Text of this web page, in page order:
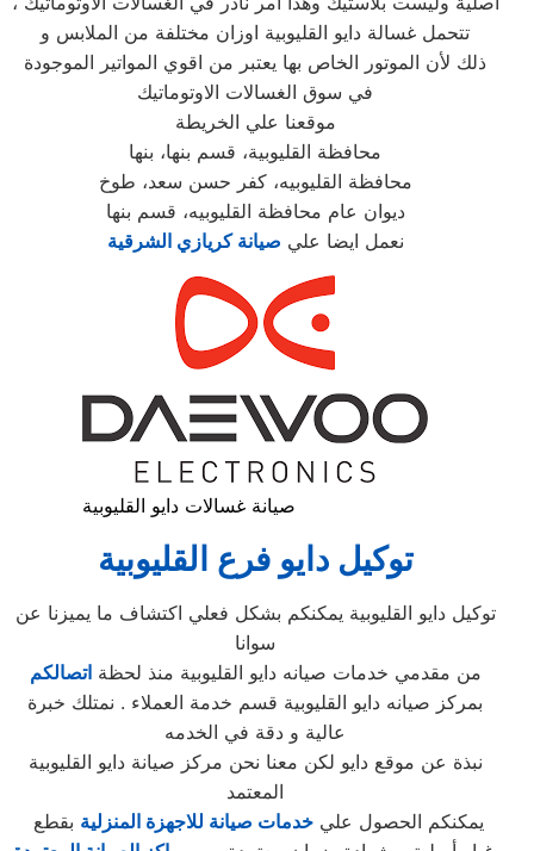
تتحمل غسالة دايو القليوبية اوزان مختلفة من الملابس و
ذلك لأن الموتور الخاص بها يعتبر من اقوي المواتير الموجودة
في سوق الغسالات الاوتوماتيك
موقعنا علي الخريطة
محافظة القليوبية، قسم بنها، بنها
محافظة القليوبيه، كفر حسن سعد، طوخ
ديوان عام محافظة القليوبيه، قسم بنها
نعمل ايضا علي صيانة كريازي الشرقية
صيانة غسالات دايو القليوبية
توكيل دايو فرع القليوبية
توكيل دايو القليوبية يمكنكم بشكل فعلي اكتشاف ما يميزنا عن
سوانا
من مقدمي خدمات صيانه دايو القليوبية منذ لحظةاتصالكم
بمركز صيانه دايو القليوبية قسم خدمة العملاء . نمتلك خبرة
عالية و دقة في الخدمه
نبذة عن موقع دايو لكن معنا نحن مركز صيانة دايو القليوبية
المعتمد
يمكنكم الحصول عليخدمات صيانة للاجهزة المنزلية بقطع